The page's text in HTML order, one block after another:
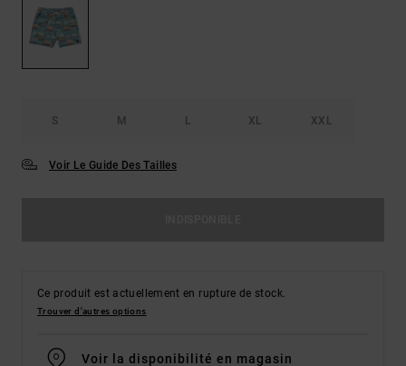
S M L XL XXL
Voir Le Guide Des Tailles
Ce produit est actuellement en rupture de stock.
Trouver d'autres options
Voir la disponibilité en magasin